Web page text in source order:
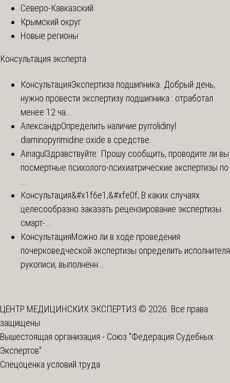
Северо-Кавказский
Крымский округ
Новые регионы
Консультация эксперта
КонсультацияЭкспертиза подшипника. Добрый день,
нужно провести экспертизу подшипника : отработал
менее 12 ча...
АлександрОпределить наличие pyrrolidinyl
diaminopyrimidine oxide в средстве.
Ainagul Здравствуйте. Прошу сообщить, проводите ли вы
посмертные психолого-психиатрические экспертизы по
Консультация&#x1f6e1;&#xfe0f; В каких случаях
целесообразно заказать рецензирование экспертизы
смарт-...
КонсультацияМожно ли в ходе проведения
почерковедческой экспертизы определить исполнителя
рукописи, выполненн...
ЦЕНТР МЕДИЦИНСКИХ ЭКСПЕРТИЗ © 2026. Все права
защищены
Вышестоящая организация - Союз "Федерация Судебных
Экспертов"
Спецоценка условий труда